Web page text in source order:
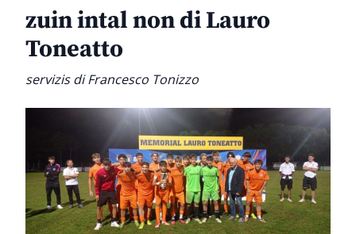
zuin intal non di Lauro
Toneatto
servizis di Francesco Tonizzo